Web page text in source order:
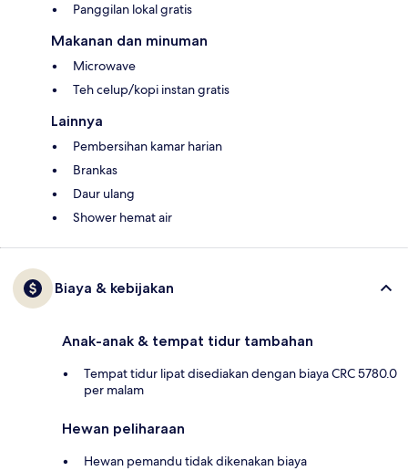
Panggilan lokal gratis
Makanan dan minuman
Microwave
Teh celup/kopi instan gratis
Lainnya
Pembersihan kamar harian
Brankas
Daur ulang
Shower hemat air
Biaya & kebijakan
Anak-anak & tempat tidur tambahan
Tempat tidur lipat disediakan dengan biaya CRC 5780.0
per malam
Hewan peliharaan
Hewan pemandu tidak dikenakan biaya